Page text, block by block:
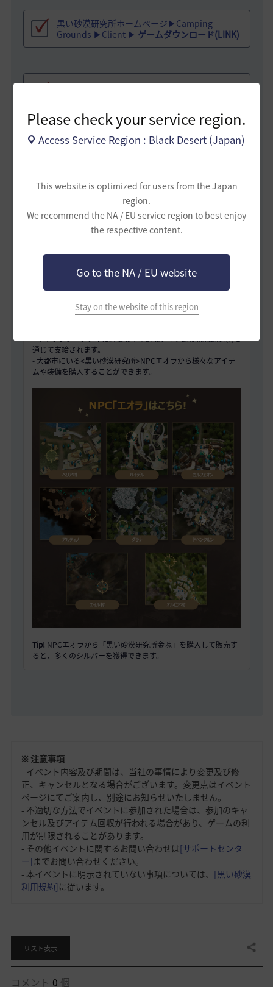
Please check your service region.
Access Service Region : Black Desert (Japan)
This website is optimized for users from the Japan
region.
We recommend the NA / EU service region to best enjoy
the respective content.
Go to the NA / EU website
Stay on the website of this region
黒い砂漠研究所ホームページ▶Camping
Grounds ▶Client ▶ ゲームダウンロード(LINK)
クライアントをダウンロードし、黒い砂漠研究
クライアントの右上 ▶ 歯車ボタン ▶ 言語を変更
▶チャンネル接続
黒い砂漠研究所「グローバルまたはアジアサー
バー」にアクセスすると、事前体験のために以
下の項目をご利用いただけますのでご参考くだ
新たにキャラクターを作成できます。
- キャラクター作成時「[DS] 蒼天武器、衣装セット」と「マル
- キャラクタープレイに必要な基本的なアイテムは挑戦課題(Y)を
通じて支給されます。
- 大都市にいる<黒い砂漠研究所>NPCエオラから様々なアイテ
ムや装備を購入することができます。
Tip! NPCエオラから「黒い砂漠研究所金塊」を購入して販売す
ると、多くのシルバーを獲得できます。
※ 注意事項
- イベント内容及び期間は、当社の事情により変更及び修
正、キャンセルとなる場合がございます。 変更点はイベント
ページにてご案内し、別途にお知らせいたしません。
- 不適切な方法でイベントに参加された場合は、参加のキャ
ンセル及びアイテム回収が行われる場合があり、ゲームの利
用が制限されることがあります。
- その他イベントに関するお問い合わせは[サポートセンタ
ー] までお問い合わせください。
- 本イベントに明示されていない事項については、 [黒い砂漠
利用規約] に従います。
リスト表示 共有する
コメント 0 個